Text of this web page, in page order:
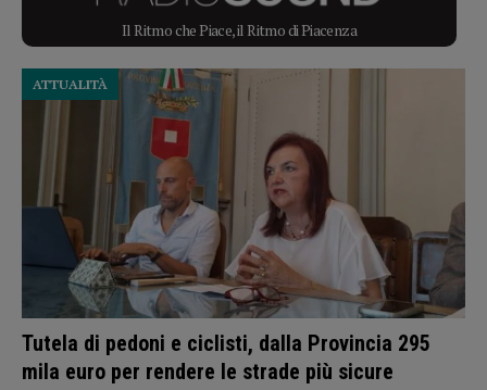
Il Ritmo che Piace, il Ritmo di Piacenza
Tutela di pedoni e ciclisti, dalla Provincia 295
mila euro per rendere le strade più sicure
ATTUALITÀ